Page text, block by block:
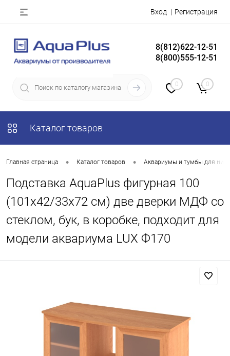
Вход Регистрация
8(812)622-12-51
8(800)555-12-51
0 0
Каталог товаров
Главная страница • Каталог товаров • Аквариумы и тумбы для них
Подставка AquaPlus фигурная 100
(101х42/33х72 см) две дверки МДФ со
стеклом, бук, в коробке, подходит для
модели аквариума LUX Ф170